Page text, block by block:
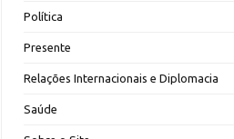
Política
Presente
Relações Internacionais e Diplomacia
Saúde